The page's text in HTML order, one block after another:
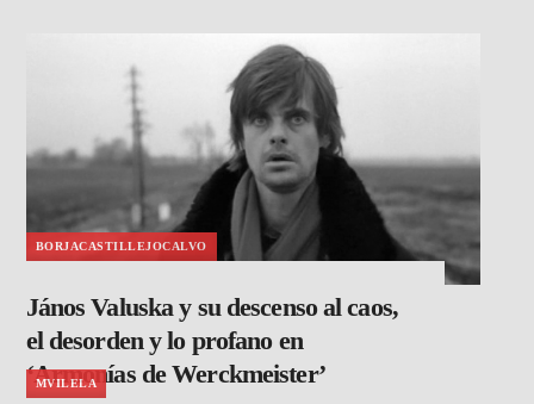
BORJACASTILLEJOCALVO
János Valuska y su descenso al caos,
el desorden y lo profano en
‘Armonías de Werckmeister’
MVILELA